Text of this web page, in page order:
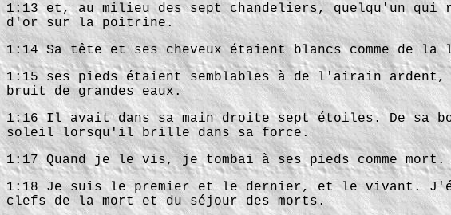
1:13 et, au milieu des sept chandeliers, quelqu'un qui
d'or sur la poitrine.
1:14 Sa tête et ses cheveux étaient blancs comme de la
1:15 ses pieds étaient semblables à de l'airain ardent,
bruit de grandes eaux.
1:16 Il avait dans sa main droite sept étoiles. De sa
soleil lorsqu'il brille dans sa force.
1:17 Quand je le vis, je tombai à ses pieds comme
1:18 Je suis le premier et le dernier, et le vivant.
clefs de la mort et du séjour des morts.